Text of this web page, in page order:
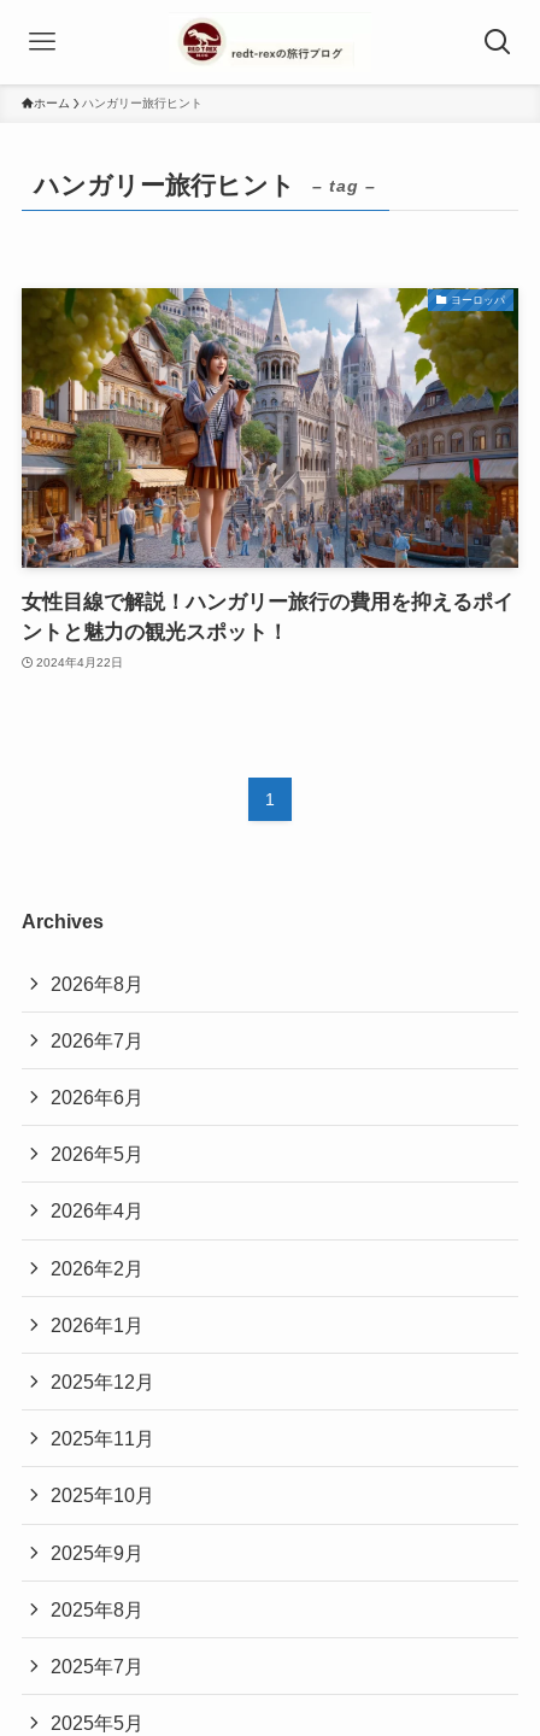
ホーム ハンガリー旅行ヒント
ハンガリー旅行ヒント – tag –
ヨーロッパ
女性目線で解説！ハンガリー旅行の費用を抑えるポイ
ントと魅力の観光スポット！
2024年4月22日
1
Archives
2026年8月
2026年7月
2026年6月
2026年5月
2026年4月
2026年2月
2026年1月
2025年12月
2025年11月
2025年10月
2025年9月
2025年8月
2025年7月
2025年5月